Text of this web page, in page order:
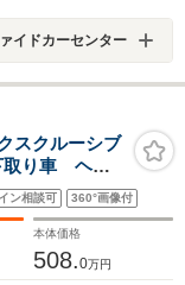
イドカーセンター
スクルーシブ
取り車 ヘッ
ケージ メモ
ダーセーフ
ンション
ン相談可 360°画像付
本体価格
508.0万円